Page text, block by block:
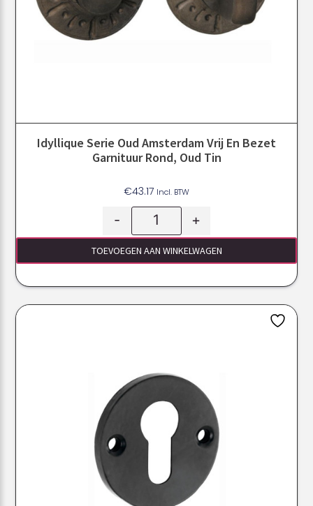
Idyllique Serie Oud Amsterdam Vrij En Bezet
Garnituur Rond, Oud Tin
€43.17 Incl. BTW
- +
TOEVOEGEN AAN WINKELWAGEN